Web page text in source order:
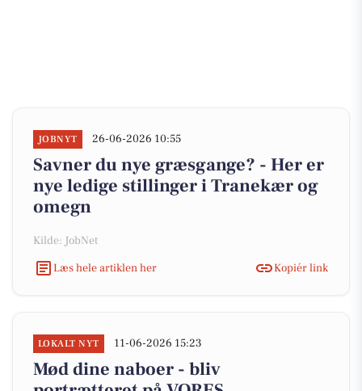
JOBNYT 26-06-2026 10:55
Savner du nye græsgange? - Her er
nye ledige stillinger i Tranekær og
omegn
Kilde: JobNet
Læs hele artiklen her
Kopiér link
LOKALT NYT 11-06-2026 15:23
Mød dine naboer - bliv